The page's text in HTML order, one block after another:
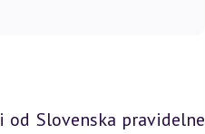
Slovenska pravidelne